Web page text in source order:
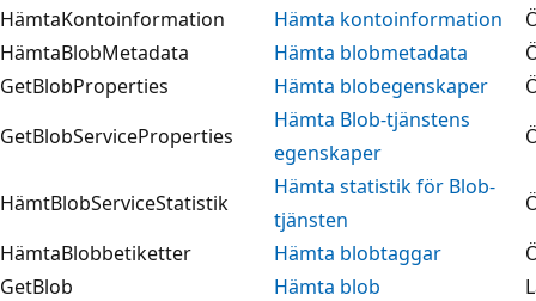
HämtaKontoinformation
Hämta kontoinformation
HämtaBlobMetadata
Hämta blobmetadata
GetBlobProperties
Hämta blobegenskaper
GetBlobServiceProperties
Hämta Blob-tjänstens
egenskaper
HämtBlobServiceStatistik
Hämta statistik för Blob-
tjänsten
HämtaBlobbetiketter
Hämta blobtaggar
GetBlob
Hämta blob